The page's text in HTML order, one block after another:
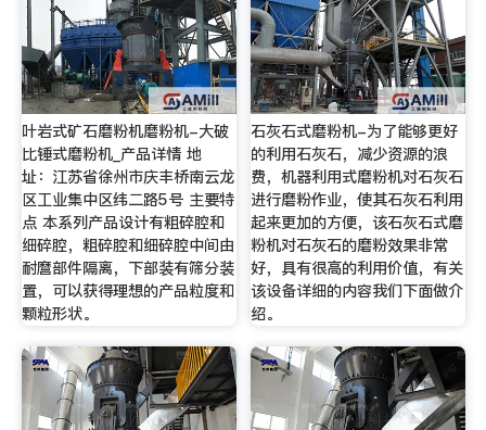
叶岩式矿石磨粉机磨粉机-大破
比锤式磨粉机_产品详情 地
址：江苏省徐州市庆丰桥南云龙
区工业集中区纬二路5号 主要特
点 本系列产品设计有粗碎腔和
细碎腔，粗碎腔和细碎腔中间由
耐麿部件隔离，下部装有筛分装
置，可以获得理想的产品粒度和
颗粒形状。
石灰石式磨粉机-为了能够更好
的利用石灰石，减少资源的浪
费，机器利用式磨粉机对石灰石
进行磨粉作业，使其石灰石利用
起来更加的方便，该石灰石式磨
粉机对石灰石的磨粉效果非常
好，具有很高的利用价值，有关
该设备详细的内容我们下面做介
绍。